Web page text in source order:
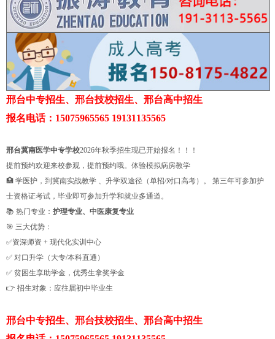
邢台中专招生、邢台技校招生、邢台高中招生
报名电话：15075965565 19131135565
邢台冀南医学中专学校2026年秋季招生现已开始报名！！！
提前预约欢迎来校参观，提前预约哦。体验模拟病房教学
🏥 学医护，到冀南实战教学 、升学双途径（单招/对口高考）。 第三年可参加护
士资格证考试，毕业即可参加升学和就业多通道。
📚 热门专业： 护理专业、中医康复专业
🎯 三大优势：
✅资深师资 + 现代化实训中心
✅ 对口升学（大专/本科直通）
✅ 贫困生享助学金，优秀生拿奖学金
👉 招生对象：应往届初中毕业生
邢台中专招生、邢台技校招生、邢台高中招生